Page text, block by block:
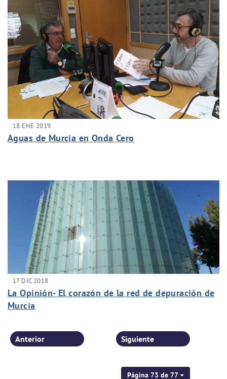
18 ENE 2019
Aguas de Murcia en Onda Cero
17 DIC 2018
La Opinión- El corazón de la red de depuración de
Murcia
Página 73 de 77
Anterior Siguiente